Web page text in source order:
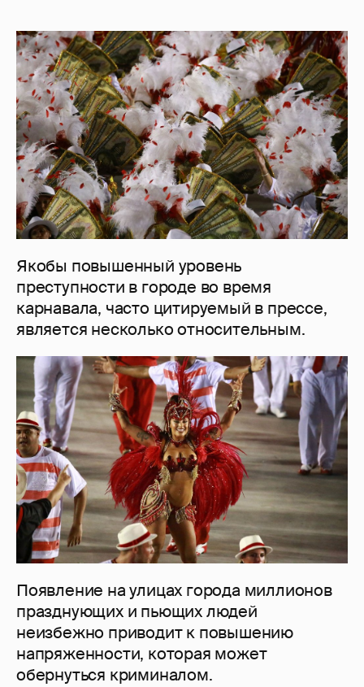
Якобы повышенный уровень
преступности в городе во время
карнавала, часто цитируемый в прессе,
является несколько относительным.
Появление на улицах города миллионов
празднующих и пьющих людей
неизбежно приводит к повышению
напряженности, которая может
обернуться криминалом.